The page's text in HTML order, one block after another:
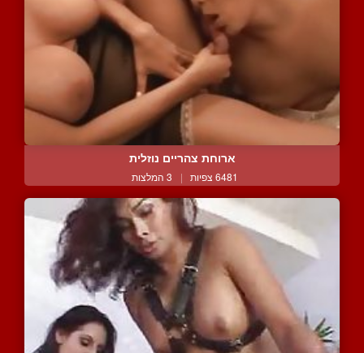
ארוחת צהריים נוזלית
6481 צפיות | 3 המלצות